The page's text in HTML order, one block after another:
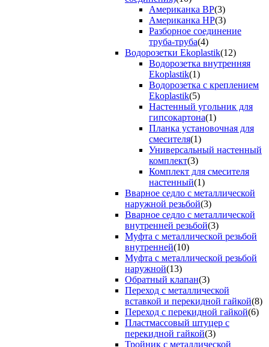
Американка ВР(3)
Американка НР(3)
Разборное соединение
труба-труба(4)
Водорозетки Ekoplastik(12)
Водорозетка внутренняя
Ekoplastik(1)
Водорозетка с креплением
Ekoplastik(5)
Настенный угольник для
гипсокартона(1)
Планка установочная для
смесителя(1)
Универсальный настенный
комплект(3)
Комплект для смесителя
настенный(1)
Вварное седло с металлической
наружной резьбой(3)
Вварное седло с металлической
внутренней резьбой(3)
Муфта с металлической резьбой
внутренней(10)
Муфта с металлической резьбой
наружной(13)
Обратный клапан(3)
Переход с металлической
вставкой и перекидной гайкой(8)
Переход с перекидной гайкой(6)
Пластмассовый штуцер с
перекидной гайкой(3)
Тройник с металлической